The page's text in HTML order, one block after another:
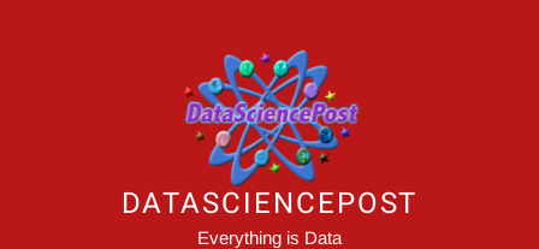
DATASCIENCEPOST
Everything is Data